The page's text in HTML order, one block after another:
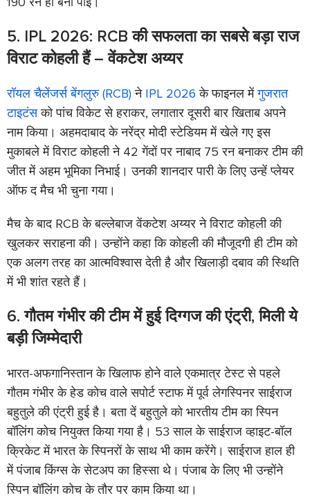
5. IPL 2026: RCB की सफलता का सबसे बड़ा राज
विराट कोहली हैं – वेंकटेश अय्यर
रॉयल चैलेंजर्स बेंगलुरु (RCB) ने IPL 2026 के फाइनल मेंगुजरात
टाइटंसको पांच विकेट से हराकर, लगातार दूसरी बार खिताब अपने
नाम किया। अहमदाबाद के नरेंद्र मोदी स्टेडियम में खेले गए इस
मुकाबले में विराट कोहली ने 42 गेंदों पर नाबाद 75 रन बनाकर टीम की
जीत में अहम भूमिका निभाई। उनकी शानदार पारी के लिए उन्हें प्लेयर
ऑफ द मैच भी चुना गया।
मैच के बाद RCB के बल्लेबाज वेंकटेश अय्यर ने विराट कोहली की
खुलकर सराहना की। उन्होंने कहा कि कोहली की मौजूदगी ही टीम को
एक अलग तरह का आत्मविश्वास देती है और खिलाड़ी दबाव की स्थिति
में भी शांत रहते हैं।
6. गौतम गंभीर की टीम में हुई दिग्गज की एंट्री, मिली ये
बड़ी जिम्मेदारी
भारत-अफगानिस्तान के खिलाफ होने वाले एकमात्र टेस्ट से पहले
गौतम गंभीर के हेड कोच वाले सपोर्ट स्टाफ में पूर्व लेगस्पिनर साईराज
बहुतुले की एंट्री हुई है। बता दें बहुतुले को भारतीय टीम का स्पिन
बॉलिंग कोच नियुक्त किया गया है। 53 साल के साईराज व्हाइट-बॉल
क्रिकेट में भारत के स्पिनरों के साथ भी काम करेंगे। साईराज हाल ही
में पंजाब किंग्स के सेटअप का हिस्सा थे। पंजाब के लिए भी उन्होंने
स्पिन बॉलिंग कोच के तौर पर काम किया था।